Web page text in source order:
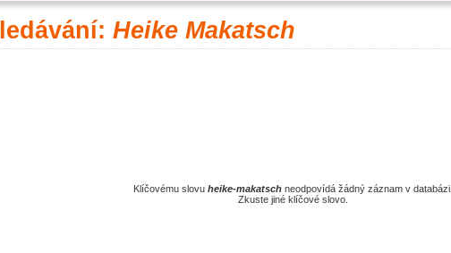
Heike Makatsch
Klíčovému slovu heike-makatschneodpovídá žádný záznam v databázi.
Zkuste jiné klíčové slovo.